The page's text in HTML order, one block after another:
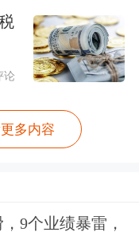
跌超6%，
，好未来、
论
多内容
9个业绩暴雷，